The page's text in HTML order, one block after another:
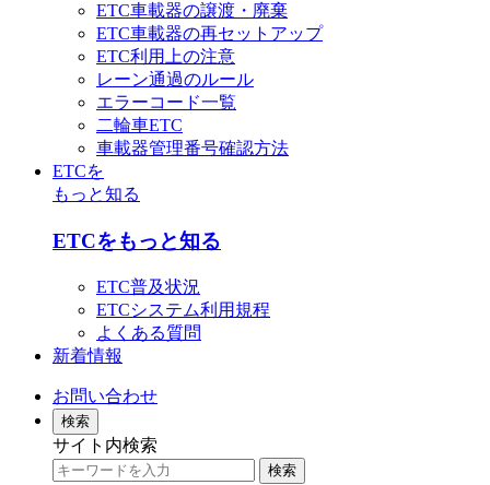
ETC車載器の譲渡・廃棄
ETC車載器の再セットアップ
ETC利用上の注意
レーン通過のルール
エラーコード一覧
二輪車ETC
車載器管理番号確認方法
ETCを
もっと知る
ETCをもっと知る
ETC普及状況
ETCシステム利用規程
よくある質問
新着情報
お問い合わせ
検索
サイト内検索
検索